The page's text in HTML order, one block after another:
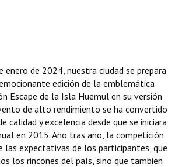
Presidencia
enero de 2024, nuestra ciudad se prepara
edición de la emblemática
Escape de la Isla Huemul en su versión
de alto rendimiento se ha convertido
calidad y excelencia desde que se iniciara
en 2015. Año tras año, la competición
las expectativas de los participantes, que
los rincones del país, sino que también